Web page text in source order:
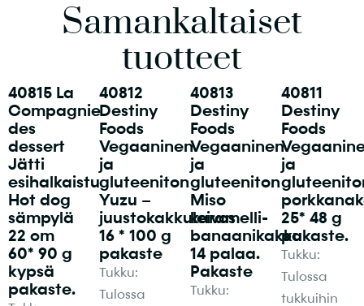
Samankaltaiset
tuotteet
40815 La
Compagnie
des
dessert
Jätti
esihalkaistu
Hot dog
sämpylä
22 cm
60* 90 g
kypsä
pakaste.
40812
Destiny
Foods
Vegaaninen
ja
gluteeniton
Yuzu –
juustokakkuleivos
16 * 100 g
pakaste
Tukku:
Tulossa
40813
Destiny
Foods
Vegaaninen
ja
gluteeniton
Miso
karamelli-
banaanikakku
14 palaa.
Pakaste
Tukku:
40811
Destiny
Foods
ja
25* 48 g
pakaste.
Tukku:
Tulossa
tukkuihin